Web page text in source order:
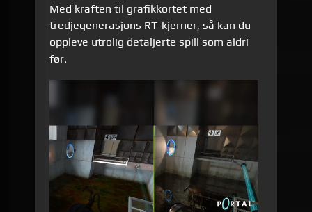
Med kraften til grafikkortet med
tredjegenerasjons RT-kjerner, så kan du
oppleve utrolig detaljerte spill som aldri
før.